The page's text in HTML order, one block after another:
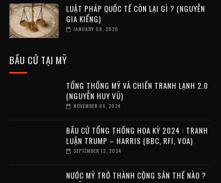
LUẬT PHÁP QUỐC TẾ CÒN LẠI GÌ ? (NGUYỄN
GIA KIỂNG)
JANUARY 08, 2026
BẦU CỬ TẠI MỸ
TỔNG THỐNG MỸ VÀ CHIẾN TRANH LẠNH 2.0
(NGUYỄN HUY VŨ)
NOVEMBER 06, 2024
BẦU CỬ TỔNG THỐNG HOA KỲ 2024 : TRANH
LUẬN TRUMP – HARRIS (BBC, RFI, VOA)
SEPTEMBER 12, 2024
NƯỚC MỸ TRỞ THÀNH CỘNG SẢN THẾ NÀO ?